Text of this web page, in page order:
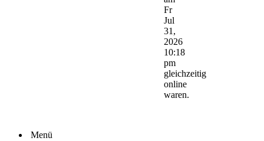
Fr
Jul
31,
2026
10:18
pm
gleichzeitig
online
waren.
Menü